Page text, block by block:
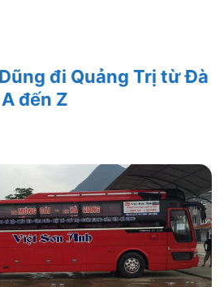
đi Quảng Trị từ Đà
đến Z